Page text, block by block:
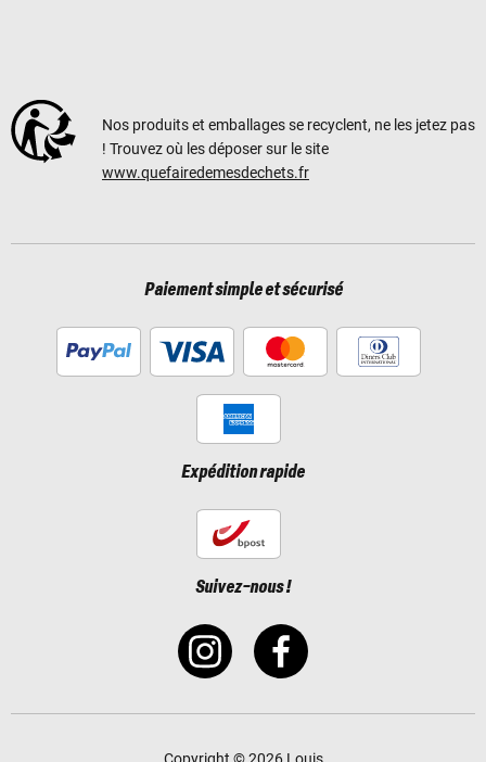
Nos produits et emballages se recyclent, ne les jetez pas
! Trouvez où les déposer sur le site
www.quefairedemesdechets.fr
Paiement simple et sécurisé
Expédition rapide
Suivez-nous !
Copyright © 2026 Louis